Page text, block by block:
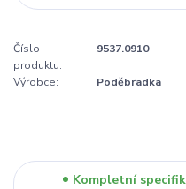
Číslo
produktu:
9537.0910
Výrobce: Poděbradka
Kompletní